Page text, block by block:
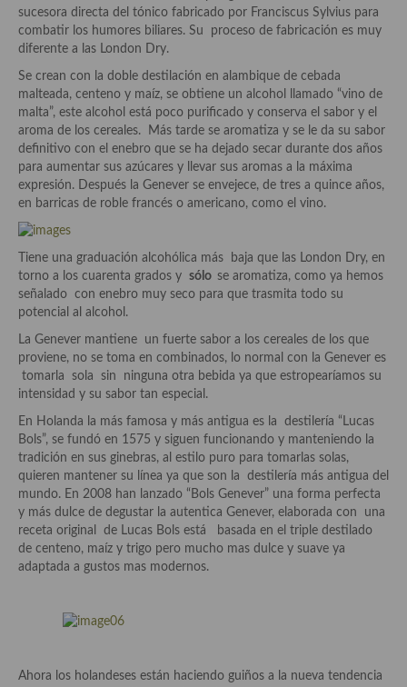
Acompañamientos
Airfryer recetas
Aderezos, salsas, vinagretas, especias, hierbas aromáticas o
aditivos
Especias, mezclas de especias
Hierbas aromáticas
Aceites
Sales y polvos
Salsas y mojos
Adobos
Aperitivos
Bebidas
Bocadillos, hamburguesas, sándwich, emparedados, tostas y
demás
Entrantes y primeros platos
Ensaladas
Gazpachos, salmorejos, sopas y cremas frías
sucesora directa del tónico fabricado por Franciscus Sylvius para
combatir los humores biliares. Su proceso de fabricación es muy
diferente a las London Dry.
Se crean con la doble destilación en alambique de cebada
malteada, centeno y maíz, se obtiene un alcohol llamado “vino de
malta”, este alcohol está poco purificado y conserva el sabor y el
aroma de los cereales. Más tarde se aromatiza y se le da su sabor
definitivo con el enebro que se ha dejado secar durante dos años
para aumentar sus azúcares y llevar sus aromas a la máxima
expresión. Después la Genever se envejece, de tres a quince años,
en barricas de roble francés o americano, como el vino.
Tiene una graduación alcohólica más baja que las London Dry, en
torno a los cuarenta grados y sólo se aromatiza, como ya hemos
señalado con enebro muy seco para que trasmita todo su
potencial al alcohol.
La Genever mantiene un fuerte sabor a los cereales de los que
proviene, no se toma en combinados, lo normal con la Genever es
tomarla sola sin ninguna otra bebida ya que estropearíamos su
intensidad y su sabor tan especial.
En Holanda la más famosa y más antigua es la destilería “Lucas
Bols”, se fundó en 1575 y siguen funcionando y manteniendo la
tradición en sus ginebras, al estilo puro para tomarlas solas,
quieren mantener su línea ya que son la destilería más antigua del
mundo. En 2008 han lanzado “Bols Genever” una forma perfecta
y más dulce de degustar la autentica Genever, elaborada con una
receta original de Lucas Bols está basada en el triple destilado
de centeno, maíz y trigo pero mucho mas dulce y suave ya
adaptada a gustos mas modernos.
Ahora los holandeses están haciendo guiños a la nueva tendencia